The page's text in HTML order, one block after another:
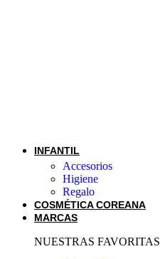
INFANTIL
Accesorios
Higiene
Regalo
COSMÉTICA COREANA
MARCAS
NUESTRAS FAVORITAS